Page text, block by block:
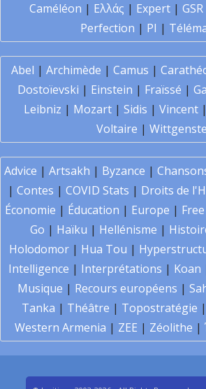
Caméléon | Ελλάς | Expert| GSR
Perfection | PI |
Abel | Archimède | Camus |
Dostoïevski | Einstein | Fraïssé |
Leibniz | Mozart | Sidis | Vincent |
Voltaire |
Advice | Artsakh | Byzance |
| Contes | COVID Stats | Droits de
Économie | Éducation | Europe |
Go | Haïku | Hellénisme |
Holodomor | Hua Tou |
Intelligence | Interprétations | Koan
Musique | Recours européens |
Tanka | Théâtre | Topostratégie |
Western Armenia | ZEE | Zéolithe |